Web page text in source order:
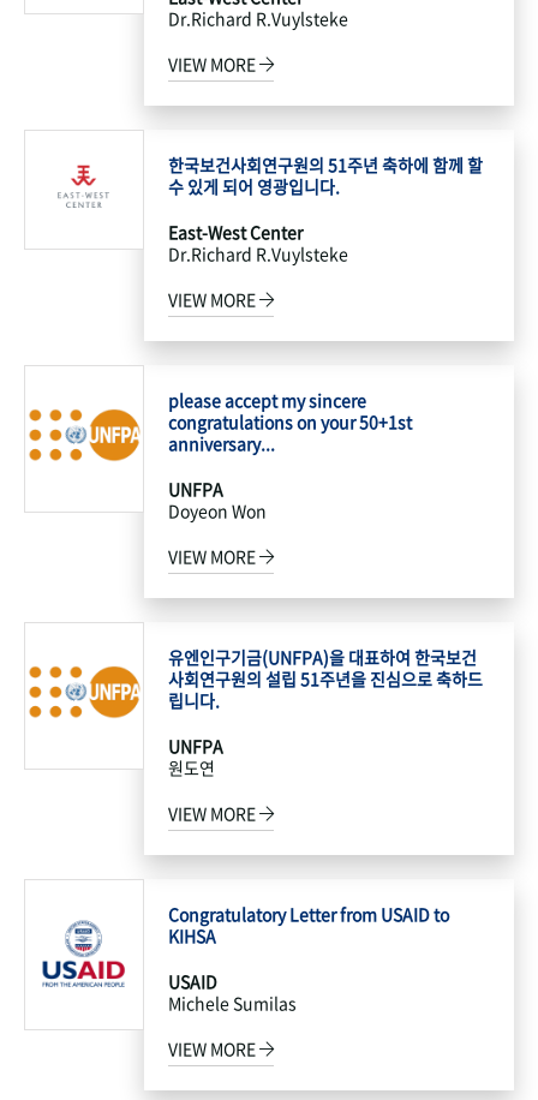
Dr.Richard R.Vuylsteke
VIEW MORE
한국보건사회연구원의 51주년 축하에 함께 할
수 있게 되어 영광입니다.
East-West Center
Dr.Richard R.Vuylsteke
VIEW MORE
please accept my sincere
congratulations on your 50+1st
anniversary...
UNFPA
Doyeon Won
VIEW MORE
유엔인구기금(UNFPA)을 대표하여 한국보건
사회연구원의 설립 51주년을 진심으로 축하드
립니다.
UNFPA
원도연
VIEW MORE
Congratulatory Letter from USAID to
KIHSA
USAID
Michele Sumilas
VIEW MORE